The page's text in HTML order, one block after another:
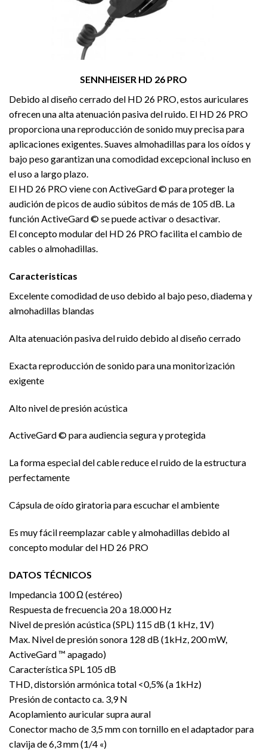
SENNHEISER HD 26 PRO
Debido al diseño cerrado del HD 26 PRO, estos auriculares
ofrecen una alta atenuación pasiva del ruido. El HD 26 PRO
proporciona una reproducción de sonido muy precisa para
aplicaciones exigentes. Suaves almohadillas para los oídos y
bajo peso garantizan una comodidad excepcional incluso en
el uso a largo plazo.
El HD 26 PRO viene con ActiveGard © para proteger la
audición de picos de audio súbitos de más de 105 dB. La
función ActiveGard © se puede activar o desactivar.
El concepto modular del HD 26 PRO facilita el cambio de
cables o almohadillas.
Caracteristicas
Excelente comodidad de uso debido al bajo peso, diadema y
almohadillas blandas
Alta atenuación pasiva del ruido debido al diseño cerrado
Exacta reproducción de sonido para una monitorización
exigente
Alto nivel de presión acústica
ActiveGard © para audiencia segura y protegida
La forma especial del cable reduce el ruido de la estructura
perfectamente
Cápsula de oído giratoria para escuchar el ambiente
Es muy fácil reemplazar cable y almohadillas debido al
concepto modular del HD 26 PRO
DATOS TÉCNICOS
Impedancia 100 Ω (estéreo)
Respuesta de frecuencia 20 a 18.000 Hz
Nivel de presión acústica (SPL) 115 dB (1 kHz, 1V)
Max. Nivel de presión sonora 128 dB (1kHz, 200 mW,
ActiveGard ™ apagado)
Característica SPL 105 dB
THD, distorsión armónica total <0,5% (a 1kHz)
Presión de contacto ca. 3,9 N
Acoplamiento auricular supra aural
Conector macho de 3,5 mm con tornillo en el adaptador para
clavija de 6,3 mm (1/4 «)